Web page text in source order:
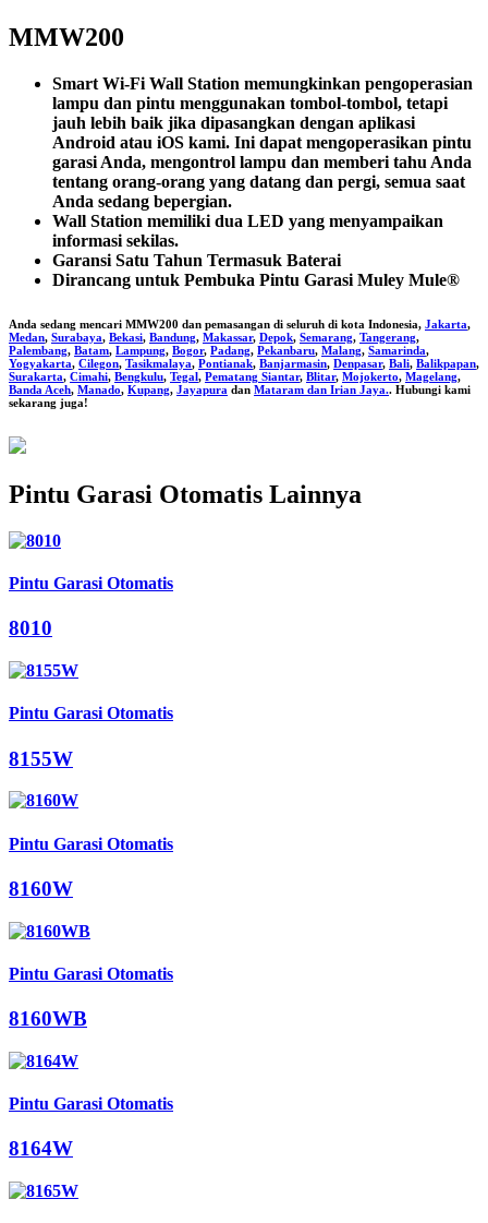
MMW200
Smart Wi-Fi Wall Station memungkinkan pengoperasian
lampu dan pintu menggunakan tombol-tombol, tetapi
jauh lebih baik jika dipasangkan dengan aplikasi
Android atau iOS kami. Ini dapat mengoperasikan pintu
garasi Anda, mengontrol lampu dan memberi tahu Anda
tentang orang-orang yang datang dan pergi, semua saat
Anda sedang bepergian.
Wall Station memiliki dua LED yang menyampaikan
informasi sekilas.
Garansi Satu Tahun Termasuk Baterai
Dirancang untuk Pembuka Pintu Garasi Muley Mule®
Anda sedang mencari MMW200 dan pemasangan di seluruh di kota Indonesia, Jakarta,
Medan, Surabaya, Bekasi, Bandung, Makassar, Depok, Semarang, Tangerang,
Palembang, Batam, Lampung, Bogor, Padang, Pekanbaru, Malang, Samarinda,
Yogyakarta, Cilegon, Tasikmalaya, Pontianak, Banjarmasin, Denpasar, Bali, Balikpapan,
Surakarta, Cimahi, Bengkulu, Tegal, Pematang Siantar, Blitar, Mojokerto, Magelang,
Banda Aceh, Manado, Kupang, Jayapura dan Mataram dan Irian Jaya.. Hubungi kami
sekarang juga!
Pintu Garasi Otomatis Lainnya
Pintu Garasi Otomatis
8010
Pintu Garasi Otomatis
8155W
Pintu Garasi Otomatis
8160W
Pintu Garasi Otomatis
8160WB
Pintu Garasi Otomatis
8164W